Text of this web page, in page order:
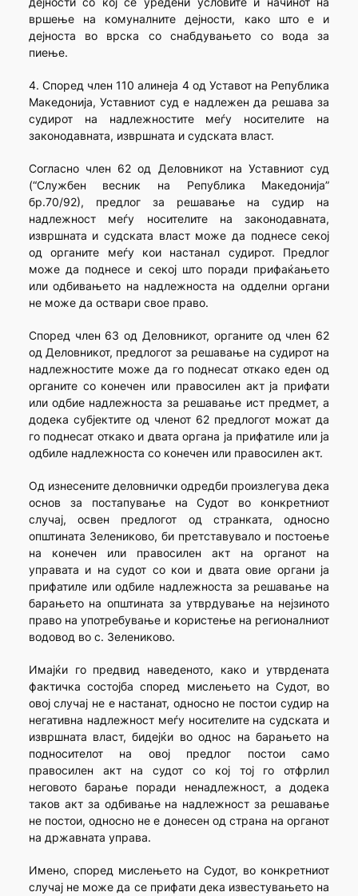
вршење на комуналните дејности, како што е и
дејноста во врска со снабдувањето со вода за
пиење.
4. Според член 110 алинеја 4 од Уставот на Република
Македонија, Уставниот суд е надлежен да решава за
судирот на надлежностите меѓу носителите на
законодавната, извршната и судската власт.
Согласно член 62 од Деловникот на Уставниот суд
(“Службен весник на Република Македонија”
бр.70/92), предлог за решавање на судир на
надлежност меѓу носителите на законодавната,
извршната и судската власт може да поднесе секој
од органите меѓу кои настанал судирот. Предлог
може да поднесе и секој што поради прифаќањето
или одбивањето на надлежноста на одделни органи
не може да оствари свое право.
Според член 63 од Деловникот, органите од член 62
од Деловникот, предлогот за решавање на судирот на
надлежностите може да го поднесат откако еден од
органите со конечен или правосилен акт ја прифати
или одбие надлежноста за решавање ист предмет, а
додека субјектите од членот 62 предлогот можат да
го поднесат откако и двата органа ја прифатиле или ја
одбиле надлежноста со конечен или правосилен акт.
Од изнесените деловнички одредби произлегува дека
основ за постапување на Судот во конкретниот
случај, освен предлогот од странката, односно
општината Зелениково, би претставувало и постоење
на конечен или правосилен акт на органот на
управата и на судот со кои и двата овие органи ја
прифатиле или одбиле надлежноста за решавање на
барањето на општината за утврдување на нејзиното
право на употребување и користење на регионалниот
водовод во с. Зелениково.
Имајќи го предвид наведеното, како и утврдената
фактичка состојба според мислењето на Судот, во
овој случај не е настанат, односно не постои судир на
негативна надлежност меѓу носителите на судската и
извршната власт, бидејќи во однос на барањето на
подносителот на овој предлог постои само
правосилен акт на судот со кој тој го отфрлил
неговото барање поради ненадлежност, а додека
таков акт за одбивање на надлежност за решавање
не постои, односно не е донесен од страна на органот
на државната управа.
Имено, според мислењето на Судот, во конкретниот
случај не може да се прифати дека известувањето на